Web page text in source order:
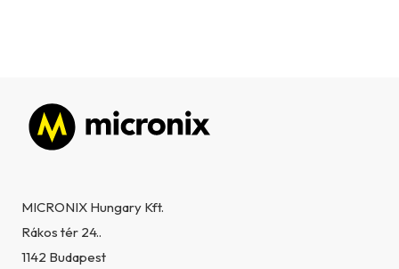
Lábléc
MICRONIX Hungary Kft.
Rákos tér 24..
1142 Budapest